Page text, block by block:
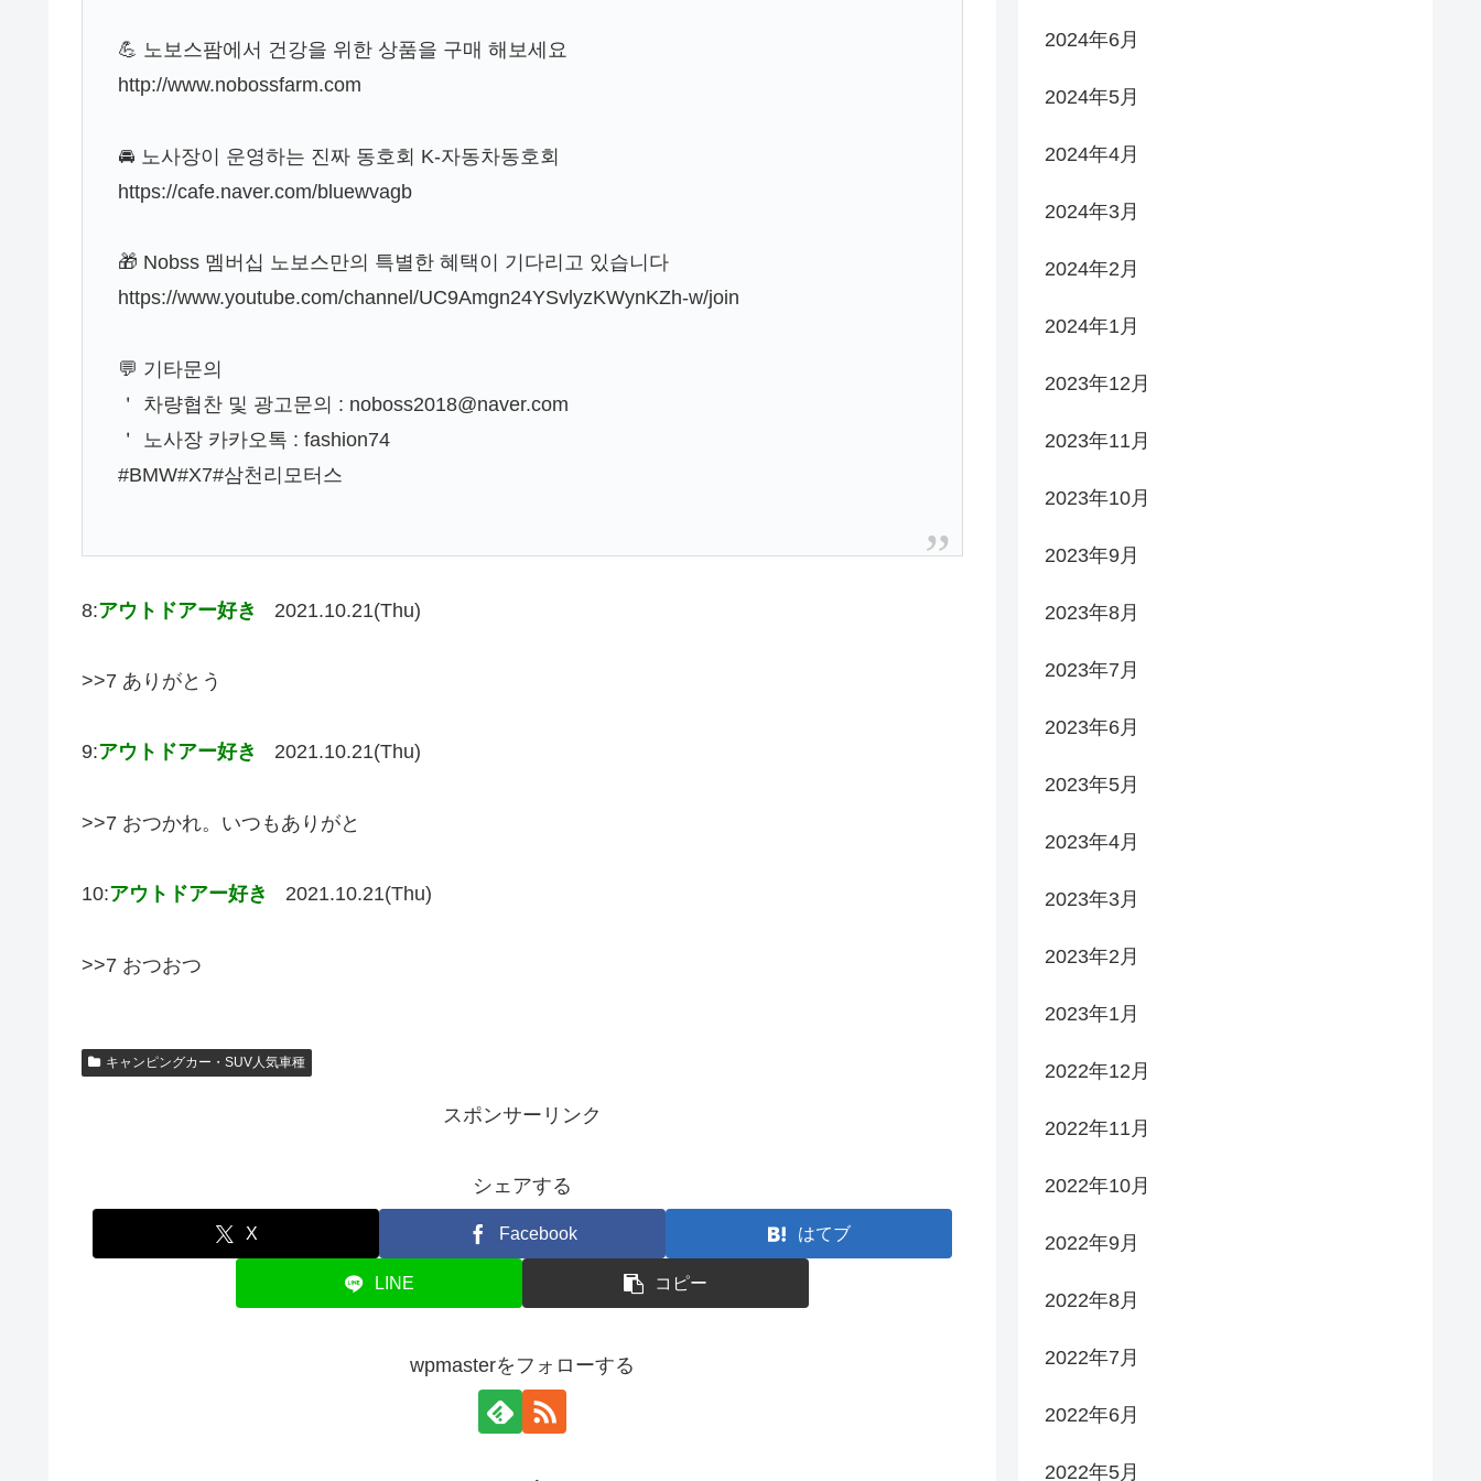
💪 노보스팜에서 건강을 위한 상품을 구매 해보세요
http://www.nobossfarm.com
🚘 노사장이 운영하는 진짜 동호회 K-자동차동호회
https://cafe.naver.com/bluewvagb
🎁 Nobss 멤버십 노보스만의 특별한 혜택이 기다리고 있습니다
https://www.youtube.com/channel/UC9Amgn24YSvlyzKWynKZh-w/join
💬 기타문의
＇ 차량협찬 및 광고문의 : noboss2018@naver.com
＇ 노사장 카카오톡 : fashion74
#BMW#X7#삼천리모터스
8:アウトドアー好き 2021.10.21(Thu)
>>7 ありがとう
9:アウトドアー好き 2021.10.21(Thu)
>>7 おつかれ。いつもありがと
10:アウトドアー好き 2021.10.21(Thu)
>>7 おつおつ
キャンピングカー・SUV人気車種
スポンサーリンク
シェアする
X Facebook はてブ
LINE コピー
wpmasterをフォローする
2024年6月
2024年5月
2024年4月
2024年3月
2024年2月
2024年1月
2023年12月
2023年11月
2023年10月
2023年9月
2023年8月
2023年7月
2023年6月
2023年5月
2023年4月
2023年3月
2023年2月
2023年1月
2022年12月
2022年11月
2022年10月
2022年9月
2022年8月
2022年7月
2022年6月
2022年5月